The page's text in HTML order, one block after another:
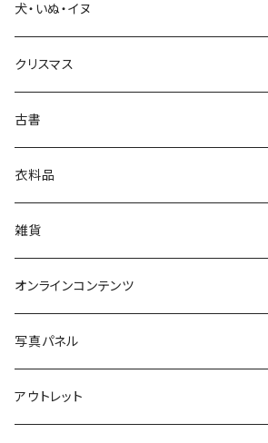
生活・暮らし
芸術・絵画・写真
絵本・児童書
娯楽・エンターテインメント
犬・いぬ・イヌ
クリスマス
古書
古書セット
美術
衣料品
POLEWARDS
Tシャツ
雑貨
バッグ
ブックカバー
マグカップ
オンラインコンテンツ
冒険クロストーク
写真パネル
アウトレット